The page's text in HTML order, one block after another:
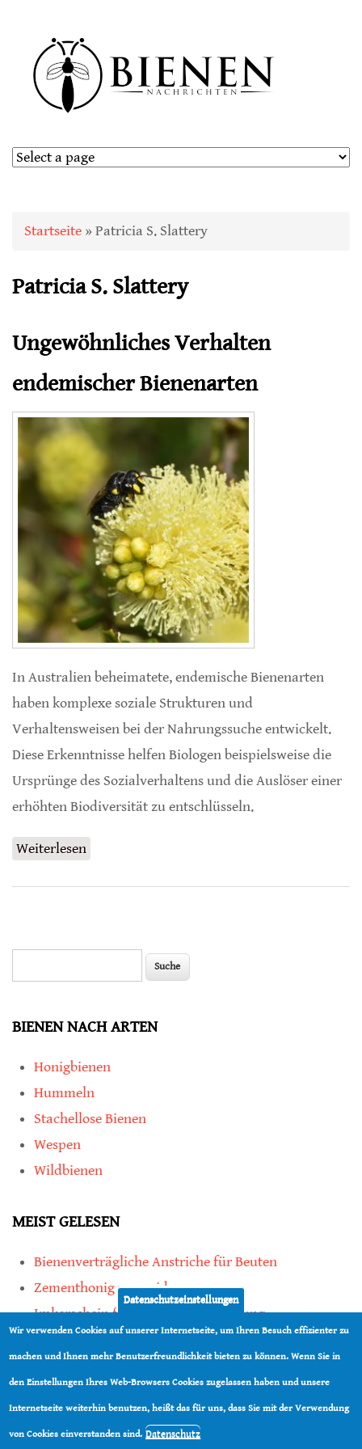
Sie sind hier
Startseite » Patricia S. Slattery
Patricia S. Slattery
Ungewöhnliches Verhalten
endemischer Bienenarten
In Australien beheimatete, endemische Bienenarten
haben komplexe soziale Strukturen und
Verhaltensweisen bei der Nahrungssuche entwickelt.
Diese Erkenntnisse helfen Biologen beispielsweise die
Ursprünge des Sozialverhaltens und die Auslöser einer
erhöhten Biodiversität zu entschlüsseln.
Weiterlesen
BIENEN NACH ARTEN
Honigbienen
Hummeln
Stachellose Bienen
Wespen
Wildbienen
MEIST GELESEN
Bienenverträgliche Anstriche für Beuten
Zementhonig vermeiden
Imkerschein für Honigbienen-Haltung
Kauf von Mittelwänden ist Vertrauenssache
teilen
Datenschutzeinstellungen
Wir verwenden Cookies auf unserer Internetseite, um Ihren Besuch effizienter zu
machen und Ihnen mehr Benutzerfreundlichkeit bieten zu können. Wenn Sie in
den Einstellungen Ihres Web-Browsers Cookies zugelassen haben und unsere
Internetseite weiterhin benutzen, heißt das für uns, dass Sie mit der Verwendung
von Cookies einverstanden sind. Datenschutz